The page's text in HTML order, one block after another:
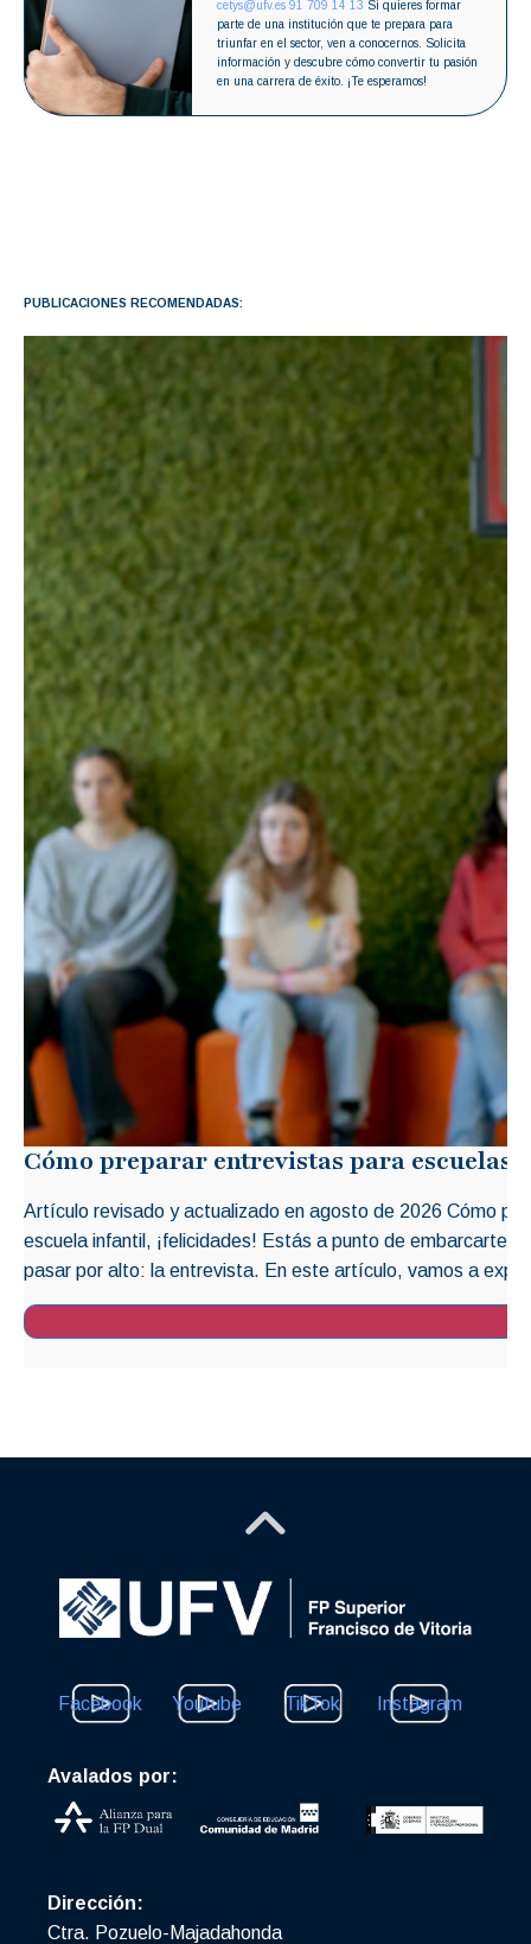
cetys@ufv.es 91 709 14 13 Si quieres formar
parte de una institución que te prepara para
triunfar en el sector, ven a conocernos. Solicita
información y descubre cómo convertir tu pasión
en una carrera de éxito. ¡Te esperamos!
PUBLICACIONES RECOMENDADAS:
Cómo preparar entrevistas para escuelas
Artículo revisado y actualizado en agosto de 2026 Cómo
escuela infantil, ¡felicidades! Estás a punto de embarcarte
pasar por alto: la entrevista. En este artículo, vamos a
Facebook Youtube TikTok Instagram
Avalados por:
Dirección:
Ctra. Pozuelo-Majadahonda